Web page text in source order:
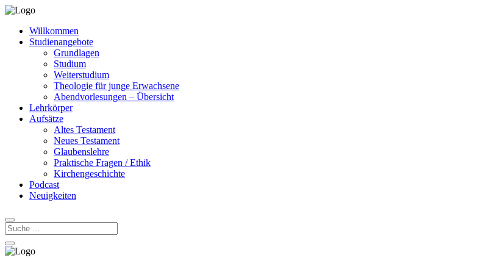
Willkommen
Studienangebote
Grundlagen
Studium
Weiterstudium
Theologie für junge Erwachsene
Abendvorlesungen – Übersicht
Lehrkörper
Aufsätze
Altes Testament
Neues Testament
Glaubenslehre
Praktische Fragen / Ethik
Kirchengeschichte
Podcast
Neuigkeiten